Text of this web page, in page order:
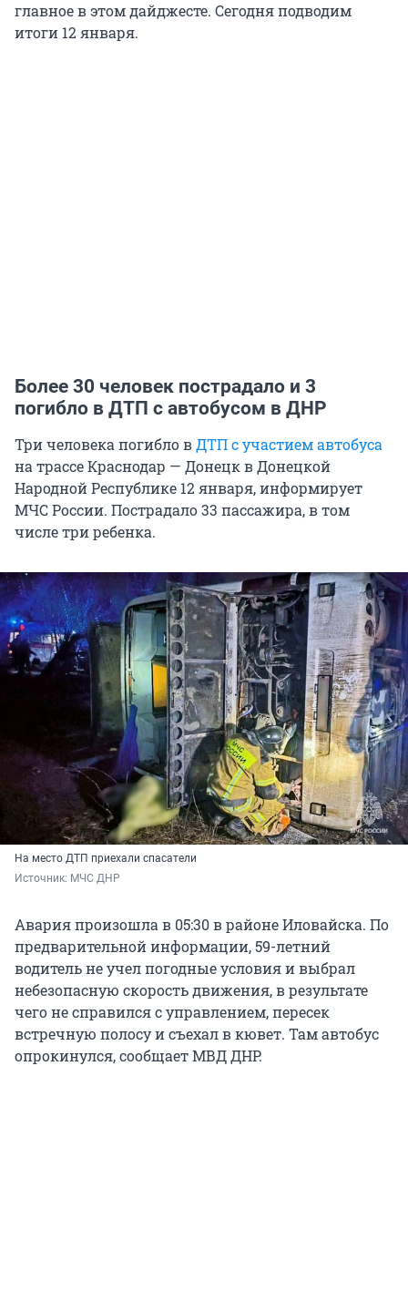
главное в этом дайджесте. Сегодня подводим
итоги 12 января.
Более 30 человек пострадало и 3
погибло в ДТП с автобусом в ДНР
Три человека погибло вДТП с участием автобуса
на трассе Краснодар — Донецк в Донецкой
Народной Республике 12 января, информирует
МЧС России. Пострадало 33 пассажира, в том
числе три ребенка.
На место ДТП приехали спасатели
Источник: МЧС ДНР
Авария произошла в 05:30 в районе Иловайска. По
предварительной информации, 59-летний
водитель не учел погодные условия и выбрал
небезопасную скорость движения, в результате
чего не справился с управлением, пересек
встречную полосу и съехал в кювет. Там автобус
опрокинулся, сообщает МВД ДНР.